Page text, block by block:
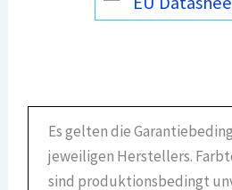
Es gelten die
jeweiligen Herstellers.
sind produktionsbedingt